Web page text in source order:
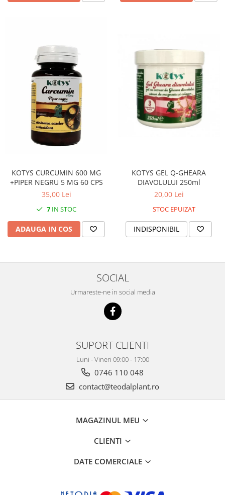
KOTYS CURCUMIN 600 MG
+PIPER NEGRU 5 MG 60 CPS
35,00 Lei
7 IN STOC
ADAUGA IN COS
KOTYS GEL Q-GHEARA
DIAVOLULUI 250ml
20,00 Lei
STOC EPUIZAT
INDISPONIBIL
SOCIAL
Urmareste-ne in social media
SUPORT CLIENTI
Luni - Vineri 09:00 - 17:00
0746 110 048
contact@teodalplant.ro
MAGAZINUL MEU
CLIENTI
DATE COMERCIALE